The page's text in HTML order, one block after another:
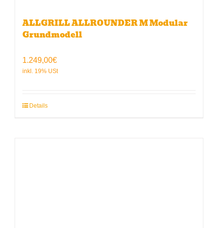
ALLGRILL ALLROUNDER M Modular
Grundmodell
1.249,00€
Details